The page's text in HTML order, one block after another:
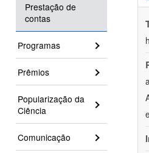
Prestação de
contas
Programas
Prêmios
Popularização da
Ciência
Comunicação